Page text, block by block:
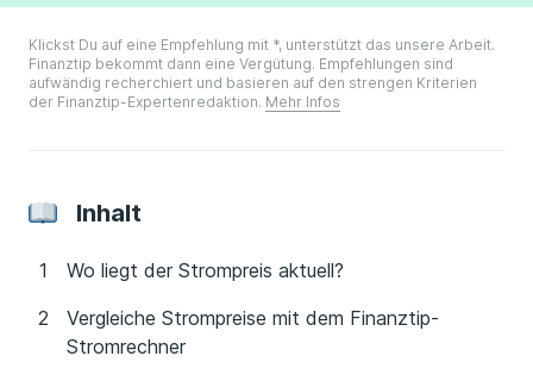
Klickst Du auf eine Empfehlung mit *, unterstützt das unsere Arbeit.
Finanztip bekommt dann eine Vergütung. Empfehlungen sind
aufwändig recherchiert und basieren auf den strengen Kriterien
der Finanztip-Expertenredaktion. Mehr Infos
Inhalt
Wo liegt der Strompreis aktuell?
Vergleiche Strompreise mit dem Finanztip-
Stromrechner